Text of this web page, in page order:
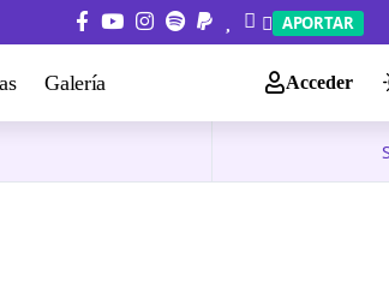
APORTAR
Galería Acceder